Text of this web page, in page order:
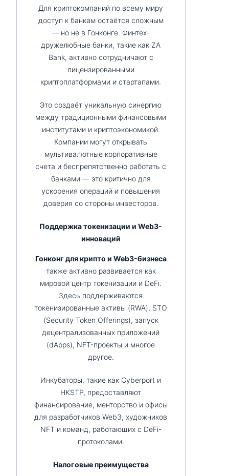
Для криптокомпаний по всему миру
доступ к банкам остаётся сложным
— но не в Гонконге. Финтех-
дружелюбные банки, такие как ZA
Bank, активно сотрудничают с
лицензированными
криптоплатформами и стартапами.
Это создаёт уникальную синергию
между традиционными финансовыми
институтами и криптоэкономикой.
Компании могут открывать
мультивалютные корпоративные
счета и беспрепятственно работать с
банками — это критично для
ускорения операций и повышения
доверия со стороны инвесторов.
Поддержка токенизации и Web3-
инноваций
Гонконг для крипто и Web3-бизнеса
также активно развивается как
мировой центр токенизации и DeFi.
Здесь поддерживаются
токенизированные активы (RWA), STO
(Security Token Offerings), запуск
децентрализованных приложений
(dApps), NFT-проекты и многое
другое.
Инкубаторы, такие как Cyberport и
HKSTP, предоставляют
финансирование, менторство и офисы
для разработчиков Web3, художников
NFT и команд, работающих с DeFi-
протоколами.
Налоговые преимущества